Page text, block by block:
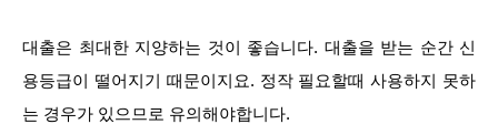
대출은 최대한 지양하는 것이 좋습니다. 대출을 받는 순간 신
용등급이 떨어지기 때문이지요. 정작 필요할때 사용하지 못하
는 경우가 있으므로 유의해야합니다.